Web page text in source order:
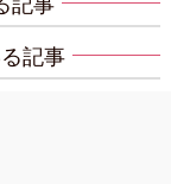
記事